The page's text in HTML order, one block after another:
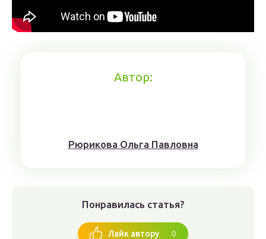
Автор:
Рюрикoвa Oльгa Пaвлoвнa
Понравилась статья?
Лайк автору 0